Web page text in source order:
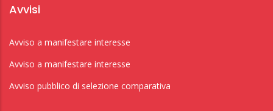
Avvisi
Avviso a manifestare interesse
Avviso a manifestare interesse
Avviso pubblico di selezione comparativa